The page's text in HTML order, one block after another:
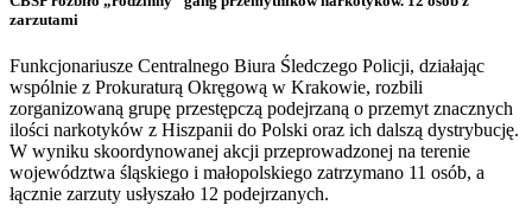
zarzutami
Funkcjonariusze Centralnego Biura Śledczego Policji, działając
wspólnie z Prokuraturą Okręgową w Krakowie, rozbili
zorganizowaną grupę przestępczą podejrzaną o przemyt znacznych
ilości narkotyków z Hiszpanii do Polski oraz ich dalszą dystrybucję.
W wyniku skoordynowanej akcji przeprowadzonej na terenie
województwa śląskiego i małopolskiego zatrzymano 11 osób, a
łącznie zarzuty usłyszało 12 podejrzanych.